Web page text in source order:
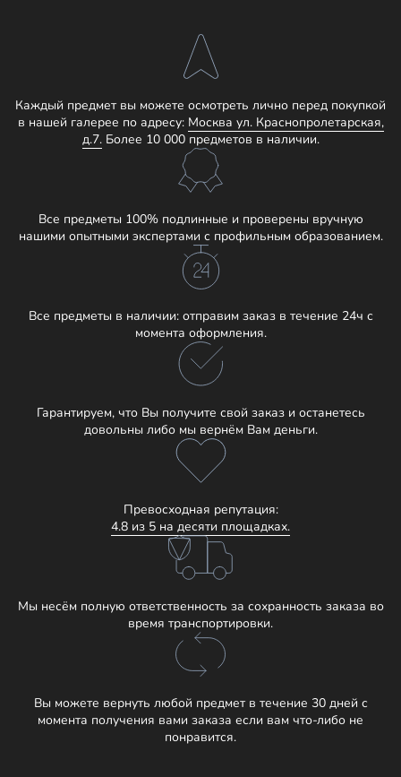
Каждый предмет вы можете осмотреть лично перед покупкой
в нашей галерее по адресу: Москва ул. Краснопролетарская,
д.7.Более 10 000 предметов в наличии.
Все предметы 100% подлинные и проверены вручную
нашими опытными экспертами с профильным образованием.
Все предметы в наличии: отправим заказ в течение 24ч с
момента оформления.
Гарантируем, что Вы получите свой заказ и останетесь
довольны либо мы вернём Вам деньги.
Превосходная репутация:
4.8 из 5 на десяти площадках.
Мы несём полную ответственность за сохранность заказа во
время транспортировки.
Вы можете вернуть любой предмет в течение 30 дней с
момента получения вами заказа если вам что-либо не
понравится.